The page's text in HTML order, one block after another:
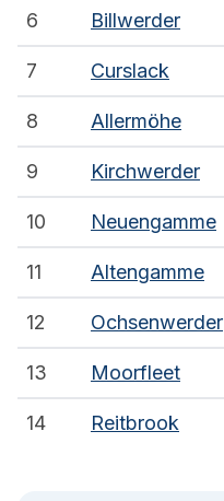
6 Billwerder
7 Curslack
8 Allermöhe
9 Kirchwerder
10 Neuengamme
11 Altengamme
12 Ochsenwerder
13 Moorfleet
14 Reitbrook